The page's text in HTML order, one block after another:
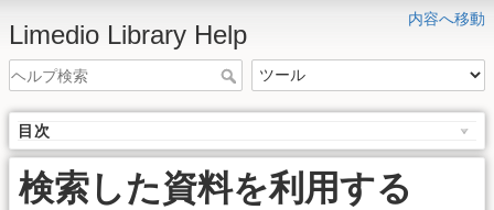
内容へ移動
Limedio Library Help
目次
検索した資料を利用する